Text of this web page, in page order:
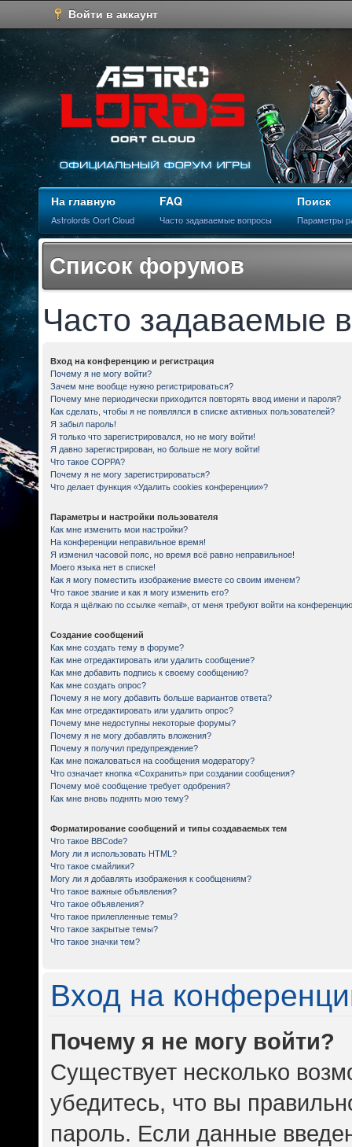
Войти в аккаунт
На главную
Astrolords Oort Cloud
FAQ
Часто задаваемые вопросы
Поиск
Параметры
Список форумов
Часто задаваемые
Вход на конференцию и регистрация
Почему я не могу войти?
Зачем мне вообще нужно регистрироваться?
Почему мне периодически приходится повторять ввод имени и пароля?
Как сделать, чтобы я не появлялся в списке активных пользователей?
Я забыл пароль!
Я только что зарегистрировался, но не могу войти!
Я давно зарегистрирован, но больше не могу войти!
Что такое COPPA?
Почему я не могу зарегистрироваться?
Что делает функция «Удалить cookies конференции»?
Параметры и настройки пользователя
Как мне изменить мои настройки?
На конференции неправильное время!
Я изменил часовой пояс, но время всё равно неправильное!
Моего языка нет в списке!
Как я могу поместить изображение вместе со своим именем?
Что такое звание и как я могу изменить его?
Когда я щёлкаю по ссылке «email», от меня требуют войти на
Создание сообщений
Как мне создать тему в форуме?
Как мне отредактировать или удалить сообщение?
Как мне добавить подпись к своему сообщению?
Как мне создать опрос?
Почему я не могу добавить больше вариантов ответа?
Как мне отредактировать или удалить опрос?
Почему мне недоступны некоторые форумы?
Почему я не могу добавлять вложения?
Почему я получил предупреждение?
Как мне пожаловаться на сообщения модератору?
Что означает кнопка «Сохранить» при создании сообщения?
Почему моё сообщение требует одобрения?
Как мне вновь поднять мою тему?
Форматирование сообщений и типы создаваемых тем
Что такое BBCode?
Могу ли я использовать HTML?
Что такое смайлики?
Могу ли я добавлять изображения к сообщениям?
Что такое важные объявления?
Что такое объявления?
Что такое прилепленные темы?
Что такое закрытые темы?
Что такое значки тем?
Вход на
Почему я не могу войти?
Существует несколько
убедитесь, что вы
пароль. Если данные